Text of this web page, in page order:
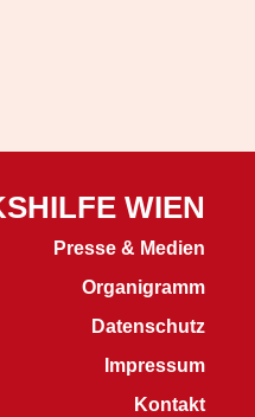
WIEN
Presse & Medien
Organigramm
Datenschutz
Impressum
Kontakt